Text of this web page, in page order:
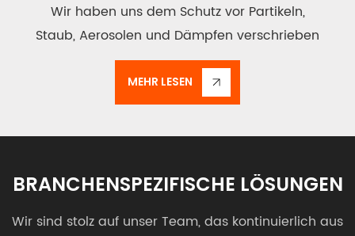
Wir haben uns dem Schutz vor Partikeln,
Staub, Aerosolen und Dämpfen verschrieben
und decken damit den gesamten
Schutzbereich ab. Im Jahr 2024 erhielt unser
erstes PAPR BXH-3001 die CE-Zertifizierung der
PAPR im superdünnen Rucksack-Stil auf den
angeschlossen werden kann. Um mehr
MEHR LESEN
BRANCHENSPEZIFISCHE LÖSUNGEN
Wir sind stolz auf unser Team, das kontinuierlich aus